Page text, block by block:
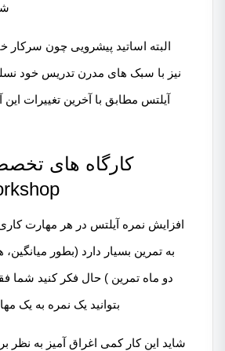
البته اساتید پیشرویی چون سرکار
نیز با سبک های مدرن تدریس خود
آیلتس مطابق با آخرین تغییرات این
کارگاه های
افزایش نمره آیلتس در هر مهارت کاری
به تمرین بسیار دارد (بطور
دو ماه تمرین ) حال فکر کنید شما
بتوانید یک نمره به یک
شاید این کار کمی اغراق آمیز به نظر